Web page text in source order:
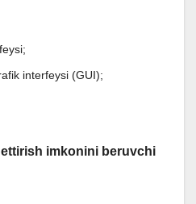
interfeysi (GUI);
imkonini beruvchi